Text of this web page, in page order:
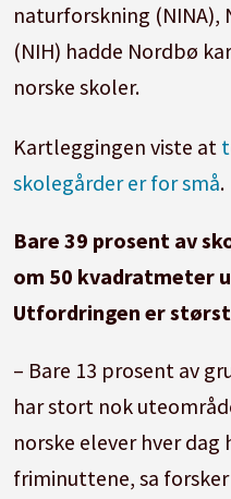
naturforskning (NINA),
(NIH) hadde Nordbø
norske skoler.
Kartleggingen viste at
skolegårder er for små.
Bare 39 prosent av
om 50 kvadratmeter
Utfordringen er størst
– Bare 13 prosent av
har stort nok
norske elever hver dag
friminuttene, sa